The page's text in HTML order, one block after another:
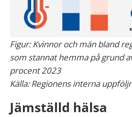
Figur: Kvinnor och män bland
som stannat hemma på grund
procent 2023
Källa: Regionens interna
Jämställd hälsa